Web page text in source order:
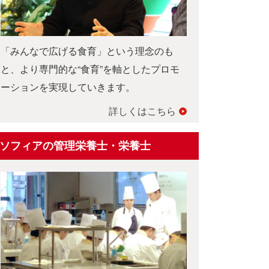
「みんなで広げる食育」という理念のも
と、より専門的な“食育”を軸としたプロモ
ーションを実現していきます。
詳しくはこちら
ソフィアの管理栄養士・栄養士